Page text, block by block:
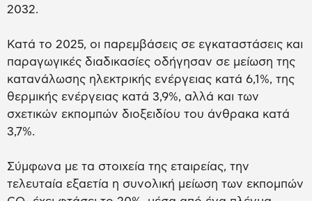
2032.
Κατά το 2025, οι παρεμβάσεις σε εγκαταστάσεις και
παραγωγικές διαδικασίες οδήγησαν σε μείωση της
κατανάλωσης ηλεκτρικής ενέργειας κατά 6,1%, της
θερμικής ενέργειας κατά 3,9%, αλλά και των
σχετικών εκπομπών διοξειδίου του άνθρακα κατά
3,7%.
Σύμφωνα με τα στοιχεία της εταιρείας, την
τελευταία εξαετία η συνολική μείωση των εκπομπών